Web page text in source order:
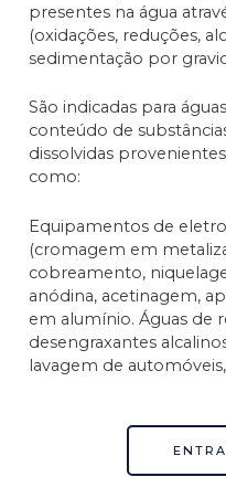
presentes na água
(oxidações, reduções,
sedimentação por
São indicadas para
conteúdo de
dissolvidas
como:
Equipamentos de
(cromagem em
cobreamento,
anódina, acetinagem,
em alumínio. Águas de
desengraxantes
lavagem de